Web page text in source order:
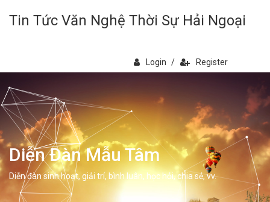
Tin Tức Văn Nghệ Thời Sự Hải Ngoại
Login / Register
Diễn Đàn Mẫu Tâm
Diễn đàn sinh hoạt, giải trí, bình luân, học hỏi, chia sẻ, vv.